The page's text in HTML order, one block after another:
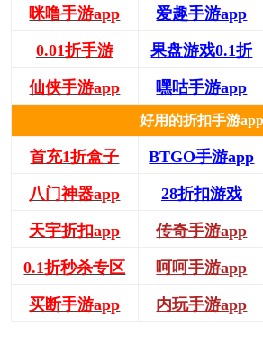
咪噜手游app 爱趣手游app
0.01折手游 果盘游戏0.1折
仙侠手游app 嘿咕手游app
好用的折扣手游app
首充1折盒子 BTGO手游app
八门神器app 28折扣游戏
天宇折扣app 传奇手游app
0.1折秒杀专区 呵呵手游app
买断手游app 内玩手游app